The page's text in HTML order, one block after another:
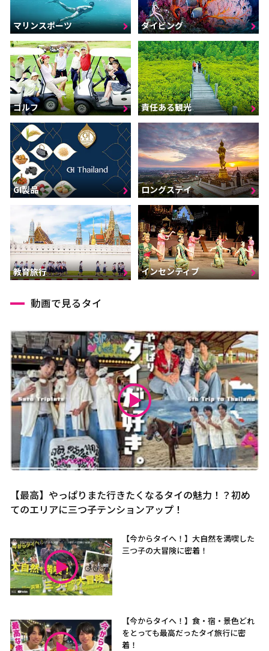
マリンスポーツ ダイビング
ゴルフ 責任ある観光
GI製品 ロングステイ
教育旅行 インセンティブ
動画で見るタイ
【最高】やっぱりまた行きたくなるタイの魅力！？初め
てのエリアに三つ子テンションアップ！
【今からタイへ！】大自然を満喫した
三つ子の大冒険に密着！
【今からタイへ！】食・宿・景色どれ
をとっても最高だったタイ旅行に密
着！